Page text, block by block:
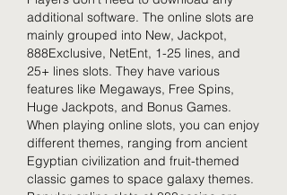
additional software. The online slots are
mainly grouped into New, Jackpot,
888Exclusive, NetEnt, 1-25 lines, and
25+ lines slots. They have various
features like Megaways, Free Spins,
Huge Jackpots, and Bonus Games.
When playing online slots, you can enjoy
different themes, ranging from ancient
Egyptian civilization and fruit-themed
classic games to space galaxy themes.